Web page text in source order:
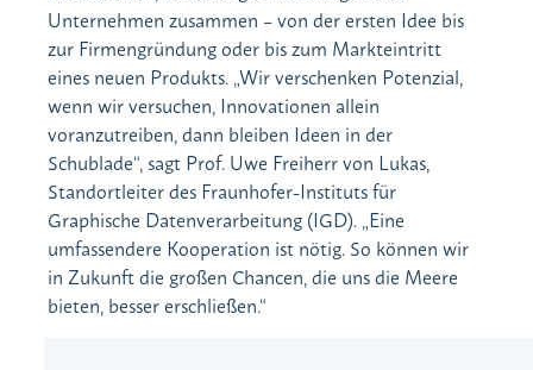
Unternehmen zusammen – von der ersten Idee bis
zur Firmengründung oder bis zum Markteintritt
eines neuen Produkts. „Wir verschenken Potenzial,
wenn wir versuchen, Innovationen allein
voranzutreiben, dann bleiben Ideen in der
Schublade“, sagt Prof. Uwe Freiherr von Lukas,
Standortleiter des Fraunhofer-Instituts für
Graphische Datenverarbeitung (IGD). „Eine
umfassendere Kooperation ist nötig. So können wir
in Zukunft die großen Chancen, die uns die Meere
bieten, besser erschließen.“